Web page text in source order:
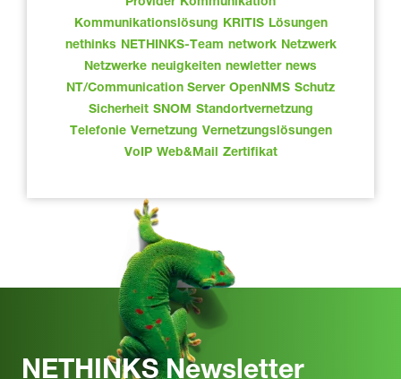
Provider Kommunikation
Kommunikationslösung
KRITIS Lösungen
nethinks NETHINKS-Team network Netzwerk
Netzwerke neuigkeiten newletter news
NT/Communication Server OpenNMS Schutz
Sicherheit SNOM Standortvernetzung
Telefonie Vernetzung Vernetzungslösungen
VoIP Web&Mail Zertifikat
NETHINKS Newsletter